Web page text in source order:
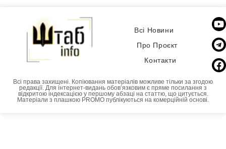
Всі Новини
Про Проєкт
Контакти
Всі права захищені. Копіювання матеріалів можливе тільки за згодою
редакції. Для інтернет-видань обовʼязковим є пряме посилання з
відкритою індексацією у першому абзаці на статтю, що цитується.
Матеріали з плашкою PROMO публікуються на комерційній основі.